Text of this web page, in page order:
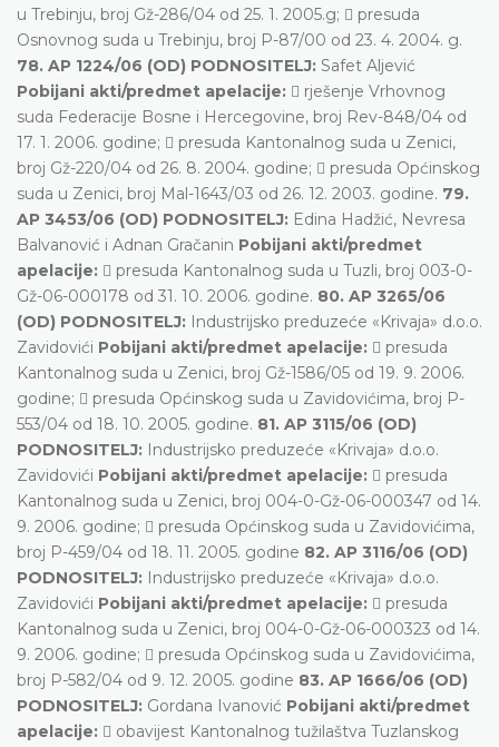
u Trebinju, broj Gž-286/04 od 25. 1. 2005.g;  presuda
Osnovnog suda u Trebinju, broj P-87/00 od 23. 4. 2004. g.
78. AP 1224/06 (OD) PODNOSITELJ: Safet Aljević
Pobijani akti/predmet apelacije:  rješenje Vrhovnog
suda Federacije Bosne i Hercegovine, broj Rev-848/04 od
17. 1. 2006. godine;  presuda Kantonalnog suda u Zenici,
broj Gž-220/04 od 26. 8. 2004. godine;  presuda Općinskog
suda u Zenici, broj Mal-1643/03 od 26. 12. 2003. godine. 79.
AP 3453/06 (OD) PODNOSITELJ: Edina Hadžić, Nevresa
Balvanović i Adnan Gračanin Pobijani akti/predmet
apelacije:  presuda Kantonalnog suda u Tuzli, broj 003-0-
Gž-06-000178 od 31. 10. 2006. godine. 80. AP 3265/06
(OD) PODNOSITELJ: Industrijsko preduzeće «Krivaja» d.o.o.
Zavidovići Pobijani akti/predmet apelacije:  presuda
Kantonalnog suda u Zenici, broj Gž-1586/05 od 19. 9. 2006.
godine;  presuda Općinskog suda u Zavidovićima, broj P-
553/04 od 18. 10. 2005. godine. 81. AP 3115/06 (OD)
PODNOSITELJ: Industrijsko preduzeće «Krivaja» d.o.o.
Zavidovići Pobijani akti/predmet apelacije:  presuda
Kantonalnog suda u Zenici, broj 004-0-Gž-06-000347 od 14.
9. 2006. godine;  presuda Općinskog suda u Zavidovićima,
broj P-459/04 od 18. 11. 2005. godine 82. AP 3116/06 (OD)
PODNOSITELJ: Industrijsko preduzeće «Krivaja» d.o.o.
Zavidovići Pobijani akti/predmet apelacije:  presuda
Kantonalnog suda u Zenici, broj 004-0-Gž-06-000323 od 14.
9. 2006. godine;  presuda Općinskog suda u Zavidovićima,
broj P-582/04 od 9. 12. 2005. godine 83. AP 1666/06 (OD)
PODNOSITELJ: Gordana Ivanović Pobijani akti/predmet
apelacije:  obavijest Kantonalnog tužilaštva Tuzlanskog